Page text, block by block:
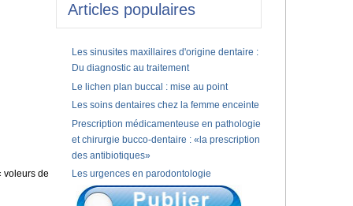
voleurs de
Articles populaires
Les sinusites maxillaires d'origine dentaire :
Du diagnostic au traitement
Le lichen plan buccal : mise au point
Les soins dentaires chez la femme enceinte
Prescription médicamenteuse en pathologie
et chirurgie bucco-dentaire : «la prescription
des antibiotiques»
Les urgences en parodontologie